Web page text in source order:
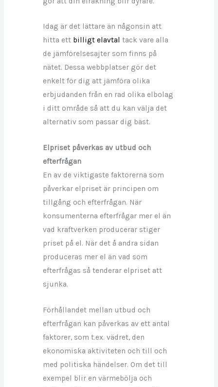
Idag är det lättare än någonsin att
hitta ett billigt elavtal tack vare alla
de jämförelsesajter som finns på
nätet. Dessa webbplatser gör det
enkelt för dig att jämföra olika
erbjudanden från en rad olika elbolag
i ditt område så att du kan välja det
alternativ som passar dig bäst.
Elpriset påverkas av utbud och
efterfrågan
En av de viktigaste faktorerna som
påverkar elpriset är principen om
tillgång och efterfrågan. När
konsumenterna efterfrågar mer el än
vad kraftverken producerar stiger
priset på el. När det å andra sidan
produceras mer el än vad som
efterfrågas så tenderar elpriset att
sjunka.
Förhållandet mellan utbud och
efterfrågan kan påverkas av ett antal
faktorer, som t.ex. vädret, den
ekonomiska aktiviteten och till och
med politiska händelser. Om det till
exempel blir en värmebölja och